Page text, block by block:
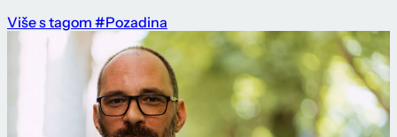
Više s tagom #Pozadina